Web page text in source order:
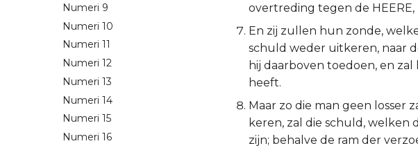
Numeri 9
Numeri 10
Numeri 11
Numeri 12
Numeri 13
Numeri 14
Numeri 15
Numeri 16
overtreding tegen de HEERE,
En zij zullen hun zonde,
schuld weder uitkeren, naar
hij daarboven toedoen, en
heeft.
Maar zo die man geen losser
keren, zal die schuld, welken
zijn; behalve de ram der